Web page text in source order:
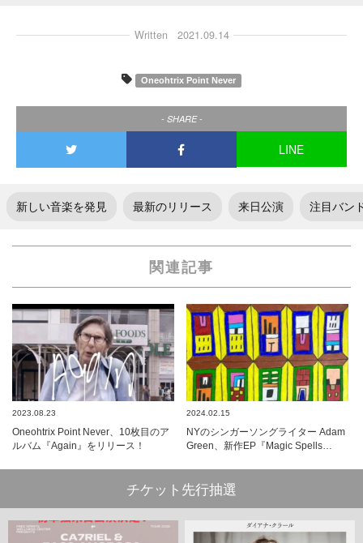
Written 2021.09.14
Oneohtrix Point Never
- SHARE -
LINE
新しい音楽を発見 最新のリリース 来日公演 注目バン
関連記事
2023.08.23
Oneohtrix Point Never、10枚目のア
ルバム『Again』をリリース！
2024.02.15
NYのシンガーソングライター Adam
Green、新作EP『Magic Spells…
チケット先行抽選